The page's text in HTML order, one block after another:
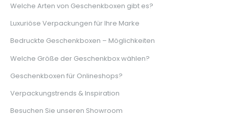
Welche Arten von Geschenkboxen gibt es?
Luxuriöse Verpackungen für Ihre Marke
Bedruckte Geschenkboxen – Möglichkeiten
Welche Größe der Geschenkbox wählen?
Geschenkboxen für Onlineshops?
Verpackungstrends & Inspiration
Besuchen Sie unseren Showroom